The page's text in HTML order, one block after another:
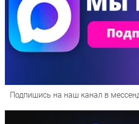
Подпишись на наш канал в